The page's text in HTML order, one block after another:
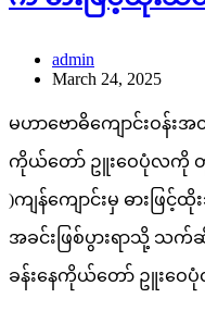
admin
March 24, 2025
မဟာဗောဓိကျောင်းဝန်း
ကိုယ်တော် ဥူးဝေပုံလကို တူတ
)ကျန်ကျောင်းမှ ဓားဖြင့်
အခင်းဖြစ်ပွားရာသို့ သက်
ခန်း‌နေကိုယ်တော် ဥူးဝေ